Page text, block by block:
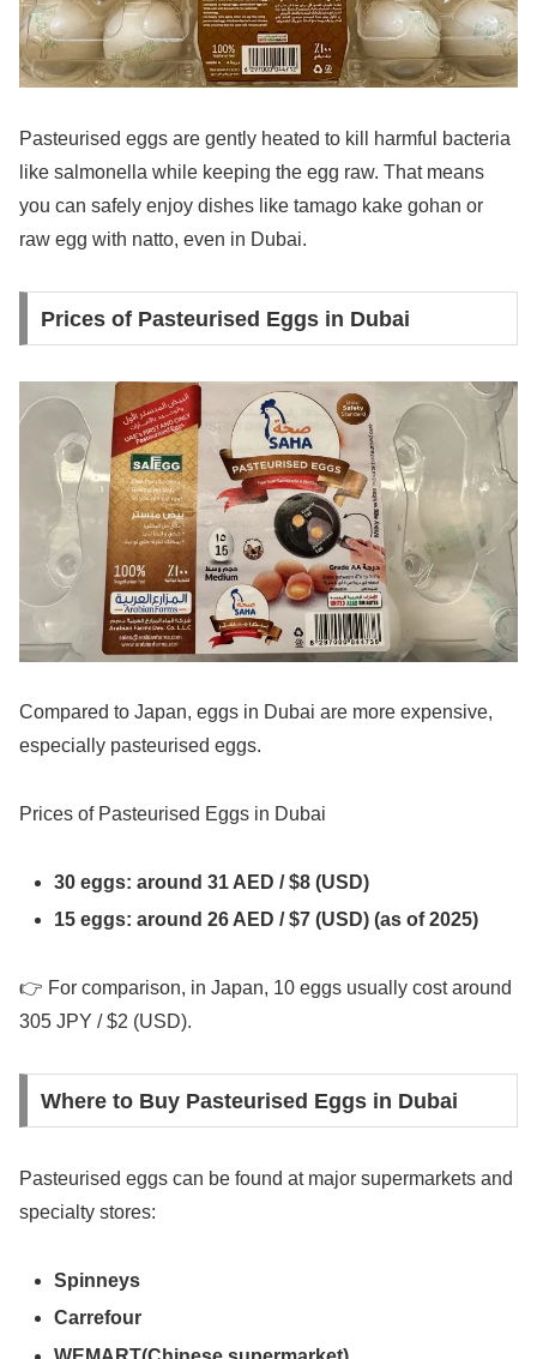
Pasteurised eggs are gently heated to kill harmful bacteria
like salmonella while keeping the egg raw. That means
you can safely enjoy dishes like tamago kake gohan or
raw egg with natto, even in Dubai.
Prices of Pasteurised Eggs in Dubai
Compared to Japan, eggs in Dubai are more expensive,
especially pasteurised eggs.
Prices of Pasteurised Eggs in Dubai
30 eggs: around 31 AED / $8 (USD)
15 eggs: around 26 AED / $7 (USD) (as of 2025)
👉 For comparison, in Japan, 10 eggs usually cost around
305 JPY / $2 (USD).
Where to Buy Pasteurised Eggs in Dubai
Pasteurised eggs can be found at major supermarkets and
specialty stores:
Spinneys
Carrefour